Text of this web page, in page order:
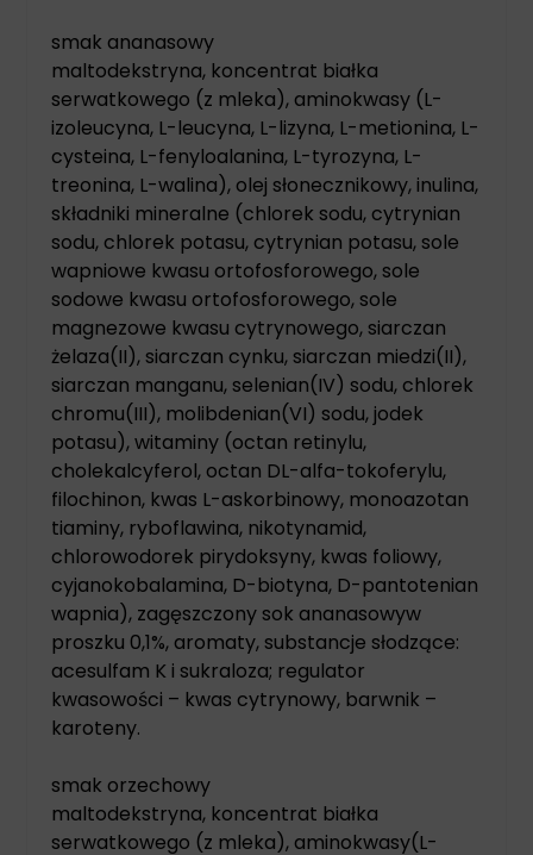
smak ananasowy
maltodekstryna, koncentrat białka
serwatkowego (z mleka), aminokwasy (L-
izoleucyna, L-leucyna, L-lizyna, L-metionina, L-
cysteina, L-fenyloalanina, L-tyrozyna, L-
treonina, L-walina), olej słonecznikowy, inulina,
składniki mineralne (chlorek sodu, cytrynian
sodu, chlorek potasu, cytrynian potasu, sole
wapniowe kwasu ortofosforowego, sole
sodowe kwasu ortofosforowego, sole
magnezowe kwasu cytrynowego, siarczan
żelaza(II), siarczan cynku, siarczan miedzi(II),
siarczan manganu, selenian(IV) sodu, chlorek
chromu(III), molibdenian(VI) sodu, jodek
potasu), witaminy (octan retinylu,
cholekalcyferol, octan DL-alfa-tokoferylu,
filochinon, kwas L-askorbinowy, monoazotan
tiaminy, ryboflawina, nikotynamid,
chlorowodorek pirydoksyny, kwas foliowy,
cyjanokobalamina, D-biotyna, D-pantotenian
wapnia), zagęszczony sok ananasowyw
proszku 0,1%, aromaty, substancje słodzące:
acesulfam K i sukraloza; regulator
kwasowości – kwas cytrynowy, barwnik –
karoteny.
smak orzechowy
maltodekstryna, koncentrat białka
serwatkowego (z mleka), aminokwasy(L-